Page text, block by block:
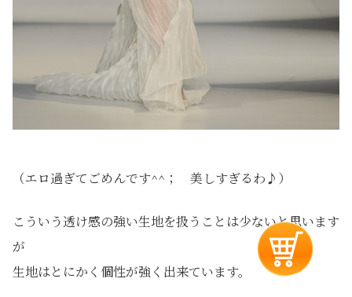
（エロ過ぎてごめんです^^； 美しすぎるわ♪）
こういう透け感の強い生地を扱うことは少ないと思います
が
生地はとにかく個性が強く出来ています。